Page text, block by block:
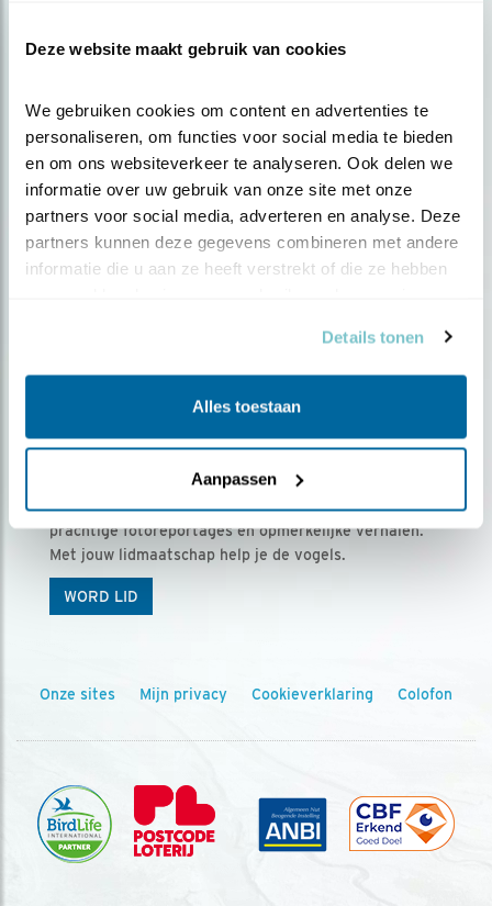
Deze website maakt gebruik van cookies
We gebruiken cookies om content en advertenties te
personaliseren, om functies voor social media te bieden
en om ons websiteverkeer te analyseren. Ook delen we
informatie over uw gebruik van onze site met onze
partners voor social media, adverteren en analyse. Deze
partners kunnen deze gegevens combineren met andere
informatie die u aan ze heeft verstrekt of die ze hebben
Details tonen
Alles toestaan
Aanpassen
Ontvang 5 x Vogels voor € 36,00 per jaar
Vogels is het tijdschrift voor onze leden, met
prachtige fotoreportages en opmerkelijke verhalen.
Met jouw lidmaatschap help je de vogels.
WORD LID
Onze sites Mijn privacy Cookieverklaring Colofon